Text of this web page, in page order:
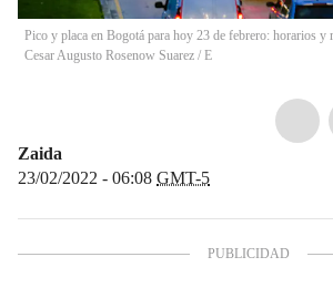
Pico y placa en Bogotá para hoy 23 de febrero: horarios y
Cesar Augusto Rosenow Suarez / E
Zaida
23/02/2022 - 06:08 GMT-5